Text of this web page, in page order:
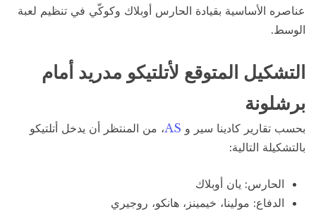
عناصره الأساسية بقيادة الحارس أوبلاك وكوكّي في تنظيم لعبة
الوسط.
التشكيل المتوقع لأتلتيكو مدريد أمام
برشلونة
بحسب تقارير كادينا سير و AS، من المنتظر أن يدخل أتلتيكو
بالتشكيلة التالية:
الحارس: يان أوبلاك
الدفاع: مولينا، خيمينز، هانكو، روجيري